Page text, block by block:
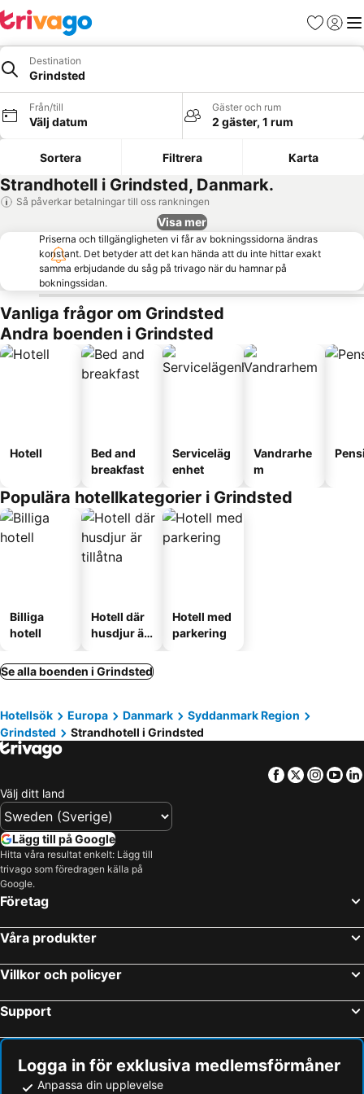
Favoriter
Logga
Destination
Grindsted
Från/till
Välj datum
Gäster och rum
2 gäster, 1 rum
Sortera Filtrera Karta
Strandhotell i Grindsted, Danmark.
Så påverkar betalningar till oss rankningen
Visa mer
Priserna och tillgängligheten vi får av bokningssidorna ändras
konstant. Det betyder att det kan hända att du inte hittar exakt
samma erbjudande du såg på trivago när du hamnar på
bokningssidan.
Vanliga frågor om Grindsted
Andra boenden i Grindsted
Hotell
Bed and
breakfast
Serviceläg
enhet
Vandrarhe
m
Populära hotellkategorier i Grindsted
Billiga
hotell
Hotell där
husdjur är
Hotell med
parkering
Se alla boenden i Grindsted
Hotellsök Europa Danmark
Syddanmark Region
Grindsted
Strandhotell i Grindsted
Facebook
Twitter
Välj ditt land
Lägg till på Google
Hitta våra resultat enkelt: Lägg till
trivago som föredragen källa på
Google.
Företag
Våra produkter
Villkor och policyer
Support
Logga in för exklusiva medlemsförmåner
Anpassa din upplevelse